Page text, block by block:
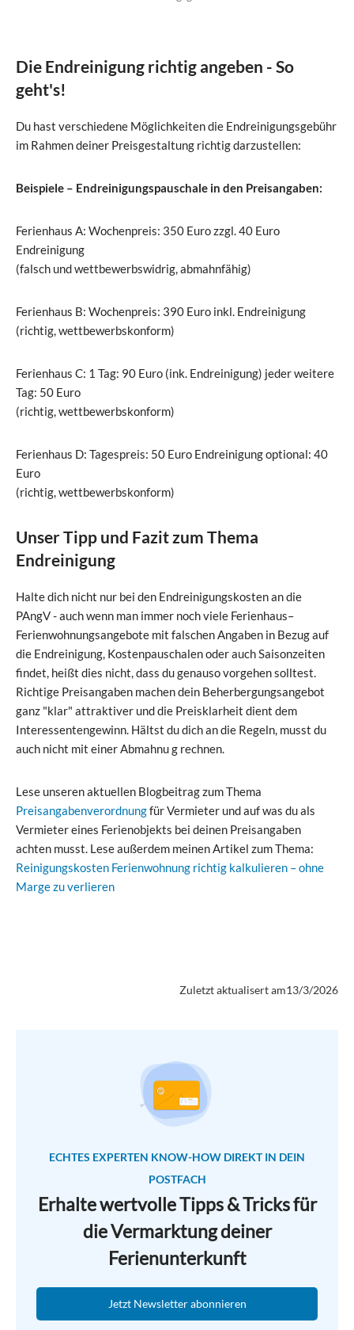
Die Endreinigung richtig angeben - So
geht's!
Du hast verschiedene Möglichkeiten die Endreinigungsgebühr
im Rahmen deiner Preisgestaltung richtig darzustellen:
Beispiele – Endreinigungspauschale in den Preisangaben:
Ferienhaus A: Wochenpreis: 350 Euro zzgl. 40 Euro
Endreinigung
(falsch und wettbewerbswidrig, abmahnfähig)
Ferienhaus B: Wochenpreis: 390 Euro inkl. Endreinigung
(richtig, wettbewerbskonform)
Ferienhaus C: 1 Tag: 90 Euro (ink. Endreinigung) jeder weitere
Tag: 50 Euro
(richtig, wettbewerbskonform)
Ferienhaus D: Tagespreis: 50 Euro Endreinigung optional: 40
Euro
(richtig, wettbewerbskonform)
Unser Tipp und Fazit zum Thema
Endreinigung
Halte dich nicht nur bei den Endreinigungskosten an die
PAngV - auch wenn man immer noch viele Ferienhaus–
Ferienwohnungsangebote mit falschen Angaben in Bezug auf
die Endreinigung, Kostenpauschalen oder auch Saisonzeiten
findet, heißt dies nicht, dass du genauso vorgehen solltest.
Richtige Preisangaben machen dein Beherbergungsangebot
ganz "klar" attraktiver und die Preisklarheit dient dem
Interessentengewinn. Hältst du dich an die Regeln, musst du
auch nicht mit einer Abmahnu g rechnen.
Lese unseren aktuellen Blogbeitrag zum Thema
Preisangabenverordnungfür Vermieter und auf was du als
Vermieter eines Ferienobjekts bei deinen Preisangaben
achten musst. Lese außerdem meinen Artikel zum Thema:
Reinigungskosten Ferienwohnung richtig kalkulieren – ohne
Marge zu verlieren
Zuletzt aktualisert am13/3/2026
ECHTES EXPERTEN KNOW-HOW DIREKT IN DEIN
POSTFACH
Erhalte wertvolle Tipps & Tricks für
die Vermarktung deiner
Ferienunterkunft
Jetzt Newsletter abonnieren